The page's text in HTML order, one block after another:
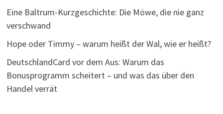
Eine Baltrum-Kurzgeschichte: Die Möwe, die nie ganz
verschwand
Hope oder Timmy – warum heißt der Wal, wie er heißt?
DeutschlandCard vor dem Aus: Warum das
Bonusprogramm scheitert – und was das über den
Handel verrät